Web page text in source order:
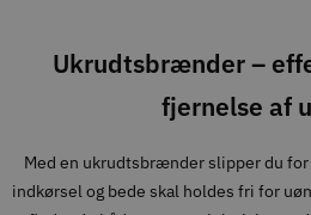
Ukrudtsbrænder –
fjernelse af
Med en ukrudtsbrænder slipper du
indkørsel og bede skal holdes fri for